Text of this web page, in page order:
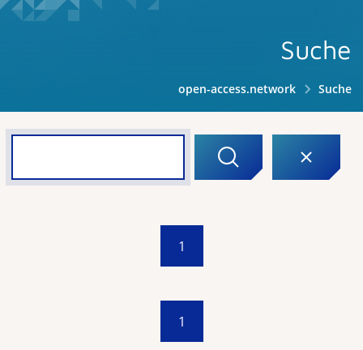
Suche
open-access.network Suche
1
1